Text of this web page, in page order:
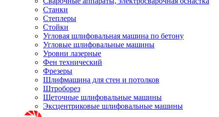
Станки
Степлеры
Стойки
Угловая шлифовальная машина по бетону
Угловые шлифовальные машины
Уровни лазерные
Фен технический
Фрезеры
Шлифмашина для стен и потолков
Штроборез
Щеточные шлифовальные машины
Эксцентриковые шлифовальные машины